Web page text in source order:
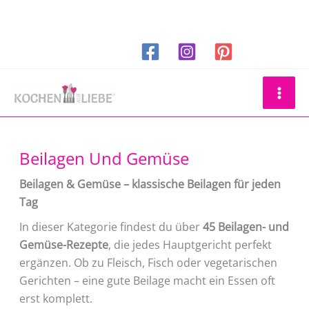
Beilagen Und Gemüse
Beilagen & Gemüse – klassische Beilagen für jeden
Tag
In dieser Kategorie findest du über45 Beilagen- und
Gemüse-Rezepte, die jedes Hauptgericht perfekt
ergänzen. Ob zu Fleisch, Fisch oder vegetarischen
Gerichten – eine gute Beilage macht ein Essen oft
erst komplett.